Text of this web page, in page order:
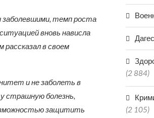
заболевшими, темп роста
вновь нависла
рассказал в своем
и не заболеть в
страшную болезнь,
защитить
(2 884)
(2 105)